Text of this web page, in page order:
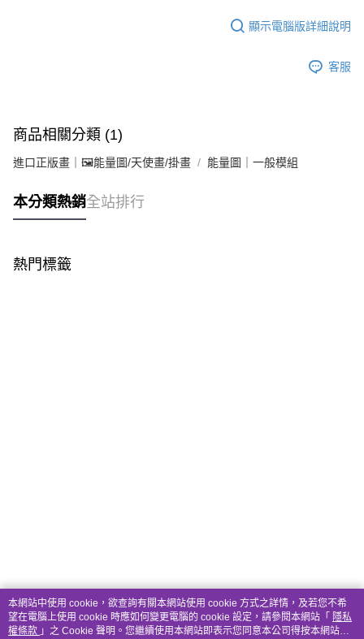
顯示電腦版詳細說明
客服
商品相關分類 (1)
進口正版畫｜🖼️能量圖/天使畫/掛畫 能量圖｜一般模組
本分類熱銷全站排行
熱門標籤
本網站中使用 cookie，欲查詢有關本網站使用 cookie 方式之詳情，及若您不希
望在電腦上使用 cookie 時應如何變更電腦的 cookie 設定，請參閱本網站「 隱私
權條款 」之 Cookie 聲明。您繼續使用本網站即表示您同意本公司得按本網站使